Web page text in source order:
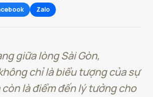
Zalo
giữa lòng Sài Gòn,
chỉ là biểu tượng của sự
là điểm đến lý tưởng cho